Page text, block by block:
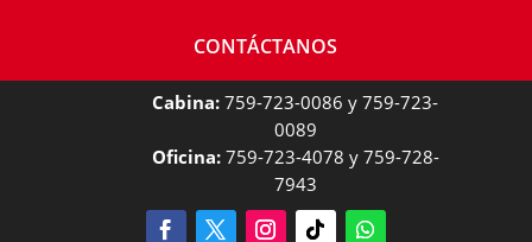
CONTÁCTANOS
Cabina: 759-723-0086 y 759-723-
0089
Oficina:759-723-4078 y 759-728-
7943